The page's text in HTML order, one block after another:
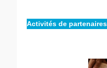
Activités de